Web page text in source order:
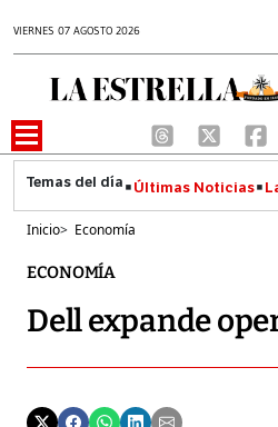
VIERNES 07 AGOSTO 2026
Últimas Noticias
Inicio> Economía
ECONOMÍA
Dell expande